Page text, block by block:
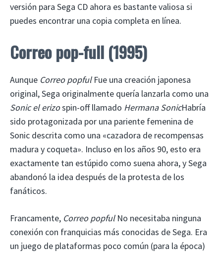
versión para Sega CD ahora es bastante valiosa si
puedes encontrar una copia completa en línea.
Correo pop-full (1995)
Aunque Correo popfulFue una creación japonesa
original, Sega originalmente quería lanzarla como una
Sonic el erizospin-off llamado Hermana SonicHabría
sido protagonizada por una pariente femenina de
Sonic descrita como una «cazadora de recompensas
madura y coqueta». Incluso en los años 90, esto era
exactamente tan estúpido como suena ahora, y Sega
abandonó la idea después de la protesta de los
fanáticos.
Francamente, Correo popfulNo necesitaba ninguna
conexión con franquicias más conocidas de Sega. Era
un juego de plataformas poco común (para la época)